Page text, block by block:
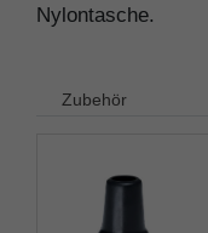
Nylontasche.
Zubehör